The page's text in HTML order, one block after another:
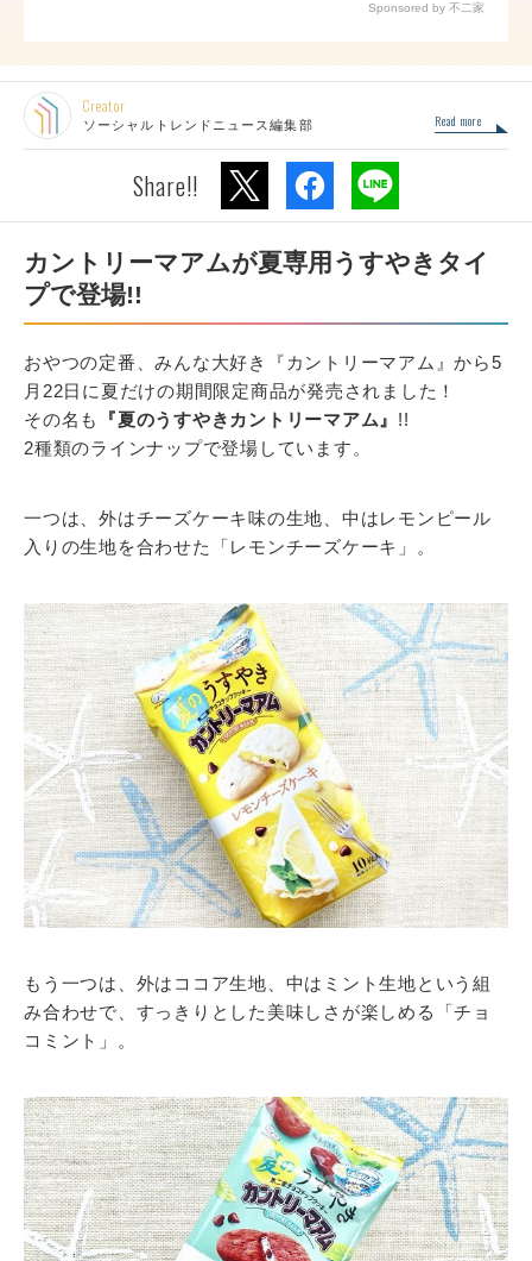
Sponsored by 不二家
Creator
ソーシャルトレンドニュース編集部 Read more
Share!!
カントリーマアムが夏専用うすやきタイ
プで登場!!
おやつの定番、みんな大好き『カントリーマアム』から5
月22日に夏だけの期間限定商品が発売されました！
その名も
『夏のうすやきカントリーマアム』 !!
2種類のラインナップで登場しています。
一つは、外はチーズケーキ味の生地、中はレモンピール
入りの生地を合わせた「レモンチーズケーキ」。
もう一つは、外はココア生地、中はミント生地という組
み合わせで、すっきりとした美味しさが楽しめる「チョ
コミント」。